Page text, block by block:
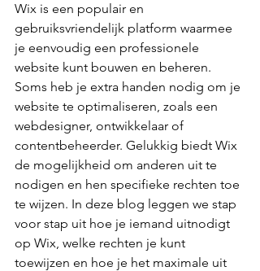
Wix is een populair en
gebruiksvriendelijk platform waarmee
je eenvoudig een professionele
website kunt bouwen en beheren.
Soms heb je extra handen nodig om je
website te optimaliseren, zoals een
webdesigner, ontwikkelaar of
contentbeheerder. Gelukkig biedt Wix
de mogelijkheid om anderen uit te
nodigen en hen specifieke rechten toe
te wijzen. In deze blog leggen we stap
voor stap uit hoe je iemand uitnodigt
op Wix, welke rechten je kunt
toewijzen en hoe je het maximale uit